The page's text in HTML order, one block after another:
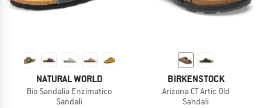
NATURAL WORLD
Bio Sandalia Enzimatico
Sandali
BIRKENSTOCK
Arizona CT Artic Old
Sandali